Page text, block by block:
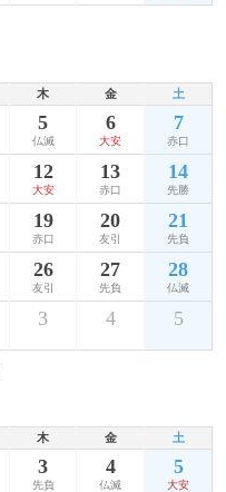
木 金 土
5
仏滅
6
大安
7
赤口
12
大安
13
赤口
14
先勝
19
赤口
20
友引
21
先負
26
友引
27
先負
28
仏滅
3 4 5
木 金 土
3
先負
4
仏滅
5
大安